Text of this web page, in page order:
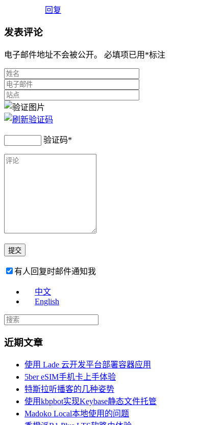
回复
发表评论
电子邮件地址不会被公开。 必填项已用 *标注
验证码*
有人回复时邮件通知我
中文
English
近期文章
使用 Lade 云开发平台部署容器应用
5ber eSIM手机卡上手体验
特斯拉听播客的几种姿势
使用kbpbot实现Keybase静态文件托管
Madoko Local本地使用的问题